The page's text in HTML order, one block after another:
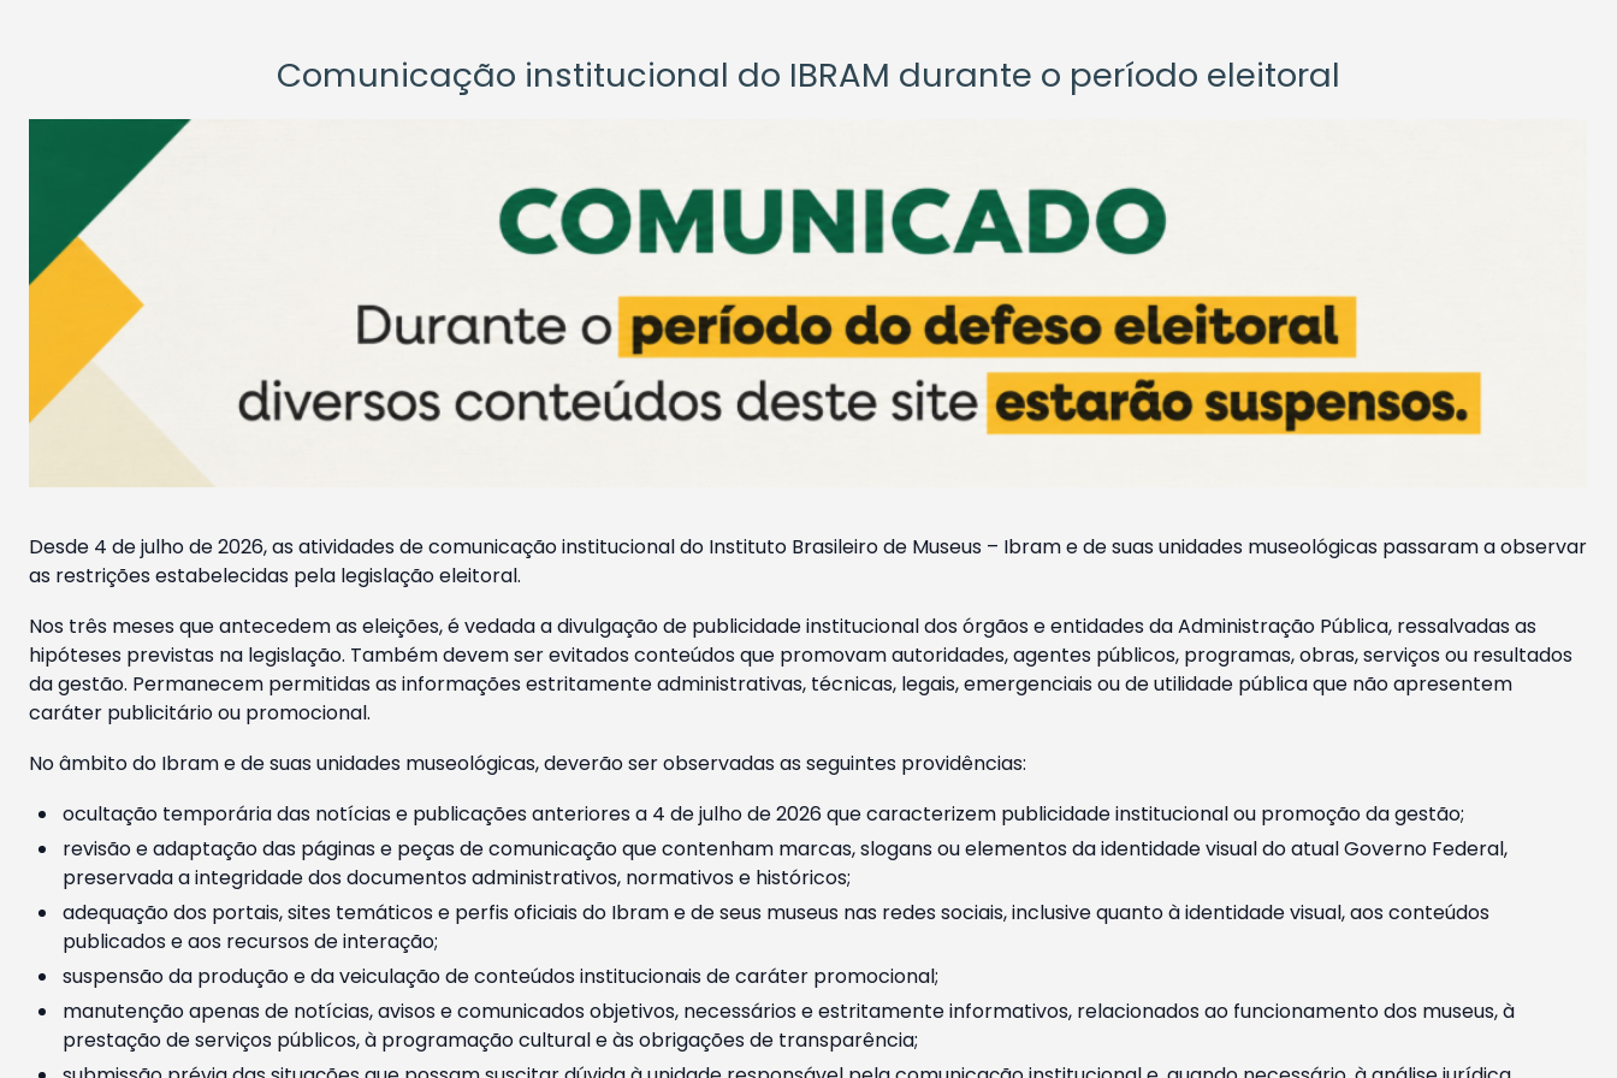
Comunicação institucional do IBRAM durante o período eleitoral
Desde 4 de julho de 2026, as atividades de comunicação institucional do Instituto Brasileiro de Museus – Ibram e de suas unidades museológicas passaram a observar
as restrições estabelecidas pela legislação eleitoral.
Nos três meses que antecedem as eleições, é vedada a divulgação de publicidade institucional dos órgãos e entidades da Administração Pública, ressalvadas as
hipóteses previstas na legislação. Também devem ser evitados conteúdos que promovam autoridades, agentes públicos, programas, obras, serviços ou resultados
da gestão. Permanecem permitidas as informações estritamente administrativas, técnicas, legais, emergenciais ou de utilidade pública que não apresentem
caráter publicitário ou promocional.
No âmbito do Ibram e de suas unidades museológicas, deverão ser observadas as seguintes providências:
ocultação temporária das notícias e publicações anteriores a 4 de julho de 2026 que caracterizem publicidade institucional ou promoção da gestão;
revisão e adaptação das páginas e peças de comunicação que contenham marcas, slogans ou elementos da identidade visual do atual Governo Federal,
preservada a integridade dos documentos administrativos, normativos e históricos;
adequação dos portais, sites temáticos e perfis oficiais do Ibram e de seus museus nas redes sociais, inclusive quanto à identidade visual, aos conteúdos
publicados e aos recursos de interação;
suspensão da produção e da veiculação de conteúdos institucionais de caráter promocional;
manutenção apenas de notícias, avisos e comunicados objetivos, necessários e estritamente informativos, relacionados ao funcionamento dos museus, à
prestação de serviços públicos, à programação cultural e às obrigações de transparência;